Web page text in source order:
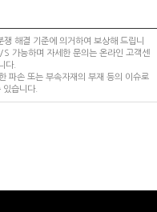
해결 기준에 의거하여 보상해 드립니
가능하며 자세한 문의는 온라인 고객센
다.
파손 또는 부속자재의 부재 등의 이슈로
있습니다.